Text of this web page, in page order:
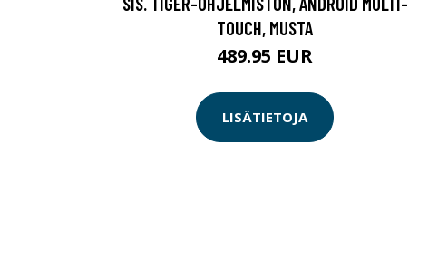
TOUCH, MUSTA
489.95 EUR
LISÄTIETOJA